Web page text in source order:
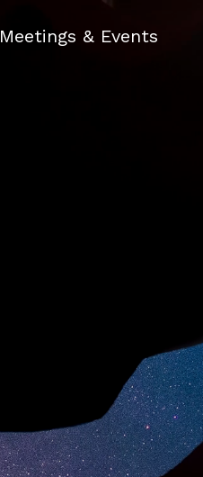
Meetings & Events